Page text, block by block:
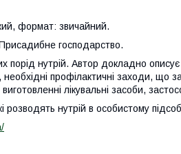
формат: звичайний.
господарство.
порід нутрій. Автор докладно
профілактичні заходи, що
лікувальні засоби,
розводять нутрій в особистому